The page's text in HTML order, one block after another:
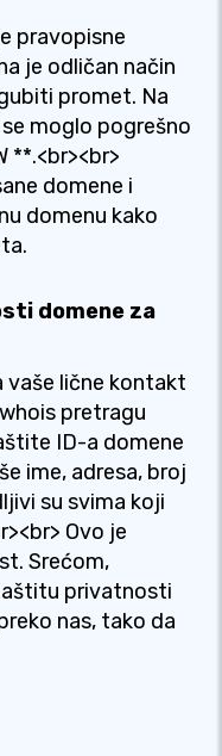
pravopisne
je odličan način
promet. Na
moglo pogrešno
**.<br><br>
domene i
domenu kako
domene za
vaše lične kontakt
pretragu
ID-a domene
ime, adresa, broj
su svima koji
Ovo je
Srećom,
privatnosti
nas, tako da